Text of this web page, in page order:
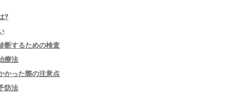
?
断するための検査
療法
かった際の注意点
防法